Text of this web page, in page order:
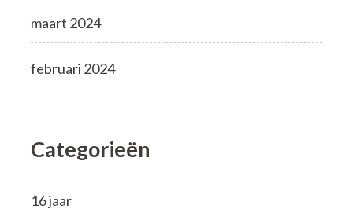
maart 2024
februari 2024
Categorieën
16 jaar